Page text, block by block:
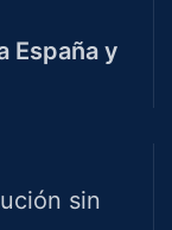
España y
sin